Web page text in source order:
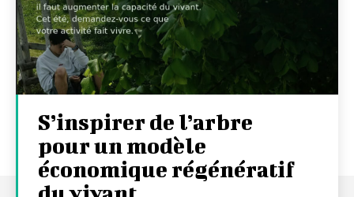
S’inspirer de l’arbre
pour un modèle
économique régénératif